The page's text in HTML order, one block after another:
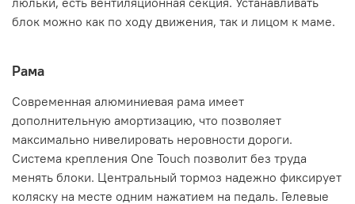
блок можно как по ходу движения, так и лицом к маме.
Рама
Современная алюминиевая рама имеет
дополнительную амортизацию, что позволяет
максимально нивелировать неровности дороги.
Система крепления One Touch позволит без труда
менять блоки. Центральный тормоз надежно фиксирует
коляску на месте одним нажатием на педаль. Гелевые